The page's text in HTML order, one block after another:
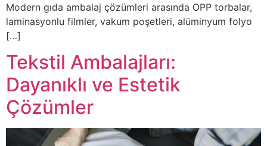
Modern gıda ambalaj çözümleri arasında OPP torbalar,
laminasyonlu filmler, vakum poşetleri, alüminyum folyo
[…]
Tekstil Ambalajları:
Dayanıklı ve Estetik
Çözümler